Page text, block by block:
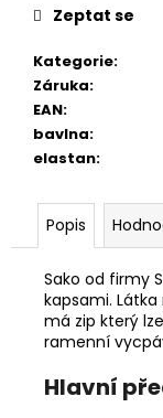
Kategorie:
Záruka:
EAN:
bavlna:
elastan:
Zeptat se
Popis
Sako od firmy
kapsami.
má zip který
ramenní
Hlavní